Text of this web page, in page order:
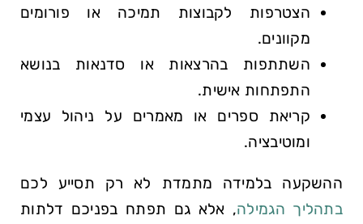
הצטרפות לקבוצות תמיכה או‌ פורומים
מקוונים.
השתתפות בהרצאות או סדנאות בנושא
התפתחות​ אישית.
קריאת ספרים ‌או מאמרים⁢ על⁤ ניהול עצמי
ומוטיבציה.
ההשקעה בלמידה ​מתמדת ⁤לא רק תסייע לכם
בתהליך הגמילה, אלא ‍גם תפתח בפניכם דלתות